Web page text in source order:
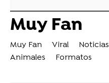
Muy Fan
Muy Fan Viral Noticias
Animales
Formatos